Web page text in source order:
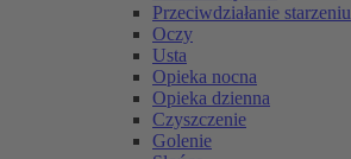
Przeciwdziałanie starzeniu
Oczy
Usta
Opieka nocna
Opieka dzienna
Czyszczenie
Golenie